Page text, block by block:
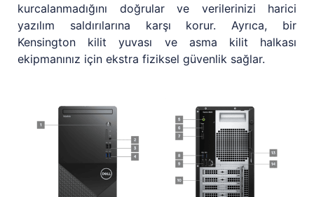
kurcalanmadığını doğrular ve verilerinizi harici
yazılım saldırılarına karşı korur. Ayrıca, bir
Kensington kilit yuvası ve asma kilit halkası
ekipmanınız için ekstra fiziksel güvenlik sağlar.